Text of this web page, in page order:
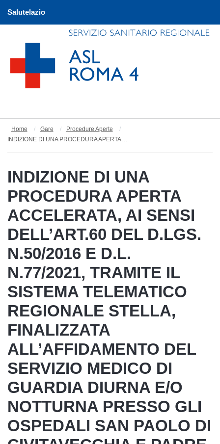
Salutelazio
Home Gare
Procedure Aperte
INDIZIONE DI UNA PROCEDURA APERTA ACCELERATA, AI SENSI DELL’ART.60 DEL D.LGS. N.50/2016 E D.L. N.77/2021, TRAMITE IL SISTEMA TELEMATICO REGIONALE STELLA, FINALIZZATA ALL’AFFIDAMENTO DEL SERVIZIO MEDICO DI GUARDIA DIURNA E/O NOTTURNA PRESSO GLI OSPEDA
INDIZIONE DI UNA
PROCEDURA APERTA
ACCELERATA, AI SENSI
DELL’ART.60 DEL D.LGS.
N.50/2016 E D.L.
N.77/2021, TRAMITE IL
SISTEMA TELEMATICO
REGIONALE STELLA,
FINALIZZATA
ALL’AFFIDAMENTO DEL
SERVIZIO MEDICO DI
GUARDIA DIURNA E/O
NOTTURNA PRESSO GLI
OSPEDALI SAN PAOLO DI